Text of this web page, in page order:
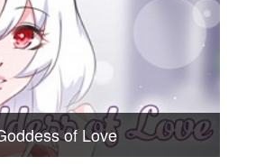
of Love